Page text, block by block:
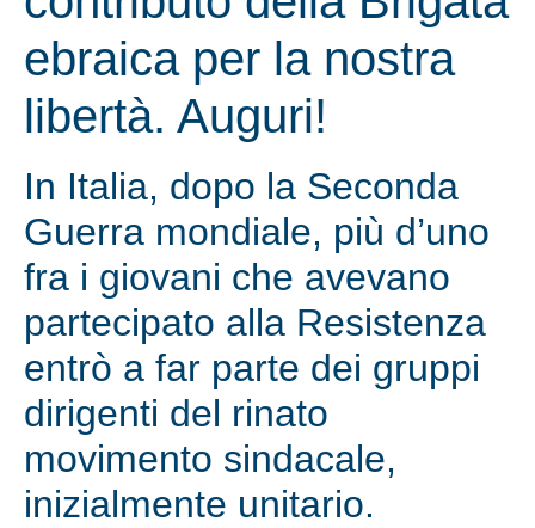
ebraica per la nostra
libertà. Auguri!
In Italia, dopo la Seconda
Guerra mondiale, più d’uno
fra i giovani che avevano
partecipato alla Resistenza
entrò a far parte dei gruppi
dirigenti del rinato
movimento sindacale,
inizialmente unitario.